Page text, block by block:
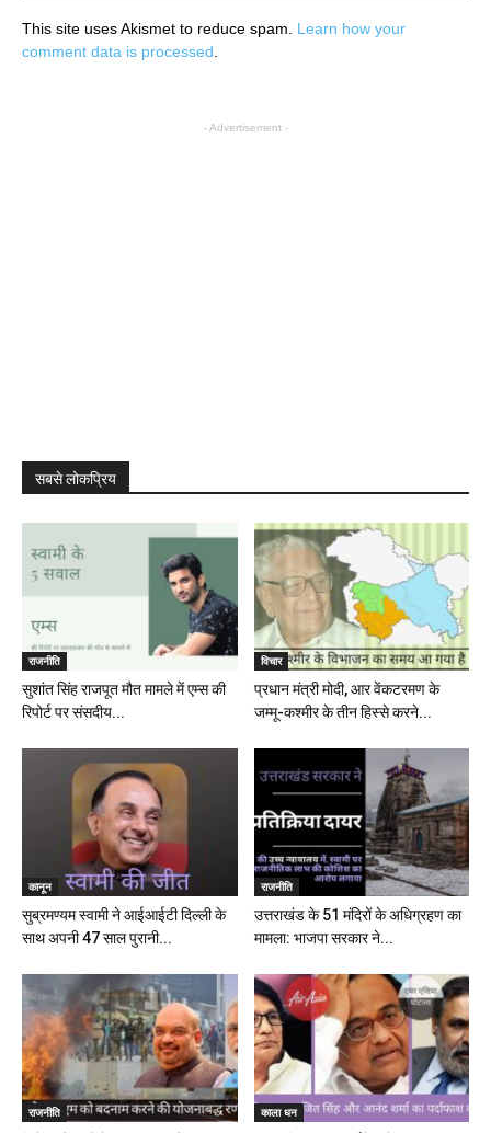
This site uses Akismet to reduce spam. Learn how your
comment data is processed
- Advertisement -
सबसे लोकप्रिय
राजनीति
सुशांत सिंह राजपूत मौत मामले में एम्स की
रिपोर्ट पर संसदीय...
विचार
प्रधान मंत्री मोदी, आर वेंकटरमण के
जम्मू-कश्मीर के तीन हिस्से करने...
कानून
सुब्रमण्यम स्वामी ने आईआईटी दिल्ली के
साथ अपनी 47 साल पुरानी...
राजनीति
उत्तराखंड के 51 मंदिरों के अधिग्रहण का
मामला: भाजपा सरकार ने...
राजनीति काला धन